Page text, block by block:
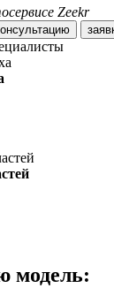
Zeekr
модель: